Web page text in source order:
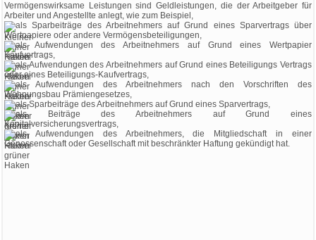
Vermögenswirksame Leistungen sind Geldleistungen, die der Arbeitgeber für
Arbeiter und Angestellte anlegt, wie zum Beispiel,
als Sparbeiträge des Arbeitnehmers auf Grund eines Sparvertrags über
Wertpapiere oder andere Vermögensbeteiligungen,
als Aufwendungen des Arbeitnehmers auf Grund eines Wertpapier
Kaufvertrags,
als Aufwendungen des Arbeitnehmers auf Grund eines Beteiligungs Vertrags
oder eines Beteiligungs-Kaufvertrags,
als Aufwendungen des Arbeitnehmers nach den Vorschriften des
Wohnungsbau Prämiengesetzes,
als Sparbeiträge des Arbeitnehmers auf Grund eines Sparvertrags,
als Beiträge des Arbeitnehmers auf Grund eines
Kapitalversicherungsvertrags,
als Aufwendungen des Arbeitnehmers, die Mitgliedschaft in einer
Genossenschaft oder Gesellschaft mit beschränkter Haftung gekündigt hat.